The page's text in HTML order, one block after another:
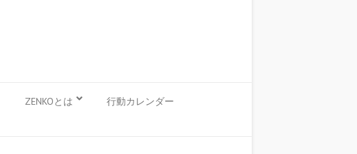
ZENKOとは 行動カレンダー